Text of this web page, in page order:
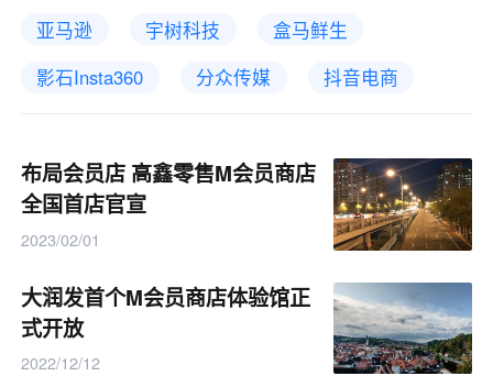
亚马逊
宇树科技
盒马鲜生
影石Insta360
分众传媒 抖音电商
布局会员店 高鑫零售M会员商店
全国首店官宣
2023/02/01
大润发首个M会员商店体验馆正
式开放
2022/12/12